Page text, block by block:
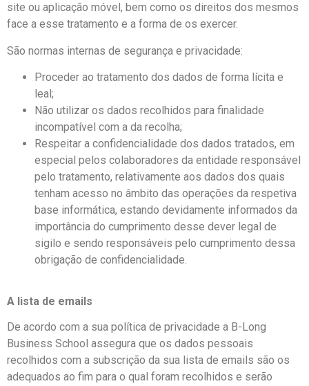
site ou aplicação móvel, bem como os direitos dos mesmos
face a esse tratamento e a forma de os exercer.
São normas internas de segurança e privacidade:
Proceder ao tratamento dos dados de forma lícita e
leal;
Não utilizar os dados recolhidos para finalidade
incompatível com a da recolha;
Respeitar a confidencialidade dos dados tratados, em
especial pelos colaboradores da entidade responsável
pelo tratamento, relativamente aos dados dos quais
tenham acesso no âmbito das operações da respetiva
base informática, estando devidamente informados da
importância do cumprimento desse dever legal de
sigilo e sendo responsáveis pelo cumprimento dessa
obrigação de confidencialidade.
A lista de emails
De acordo com a sua política de privacidade a B-Long
Business School assegura que os dados pessoais
recolhidos com a subscrição da sua lista de emails são os
adequados ao fim para o qual foram recolhidos e serão